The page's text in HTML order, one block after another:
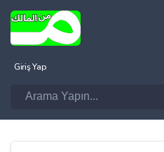
Giriş Yap